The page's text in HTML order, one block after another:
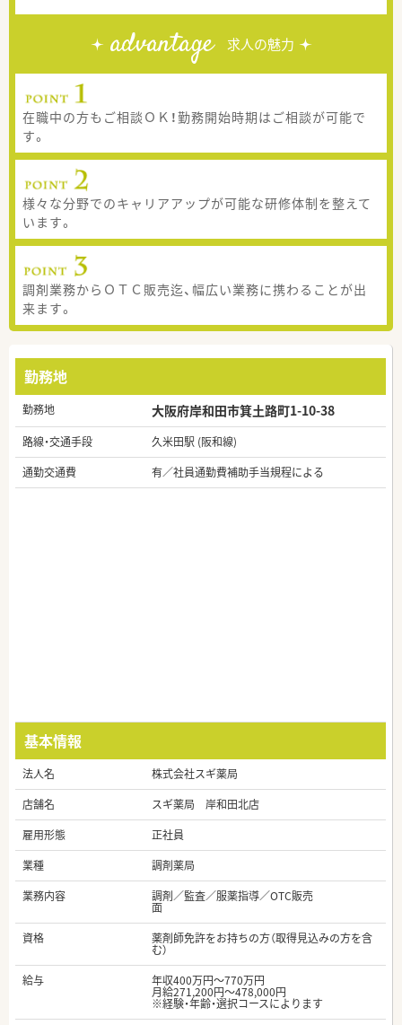
advantage 求人の魅力
在職中の方もご相談ＯＫ！勤務開始時期はご相談が可能で
す。
様々な分野でのキャリアアップが可能な研修体制を整えて
います。
調剤業務からＯＴＣ販売迄、幅広い業務に携わることが出
来ます。
勤務地
勤務地 大阪府岸和田市箕土路町1-10-38
路線・交通手段
久米田駅 (阪和線)
通勤交通費
有／社員通勤費補助手当規程による
基本情報
法人名
株式会社スギ薬局
店舗名
スギ薬局 岸和田北店
雇用形態
正社員
業種
調剤薬局
業務内容
調剤／監査／服薬指導／OTC販売
面
資格
薬剤師免許をお持ちの方（取得見込みの方を含
む）
給与
年収400万円～770万円
月給271,200円～478,000円
※経験・年齢・選択コースによります